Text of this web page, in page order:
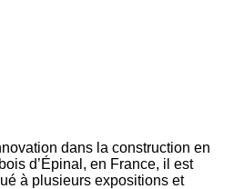
dans la construction en
d’Épinal, en France, il est
à plusieurs expositions et